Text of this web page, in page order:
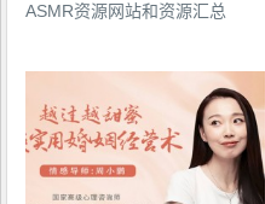
ASMR资源网站和资源汇总